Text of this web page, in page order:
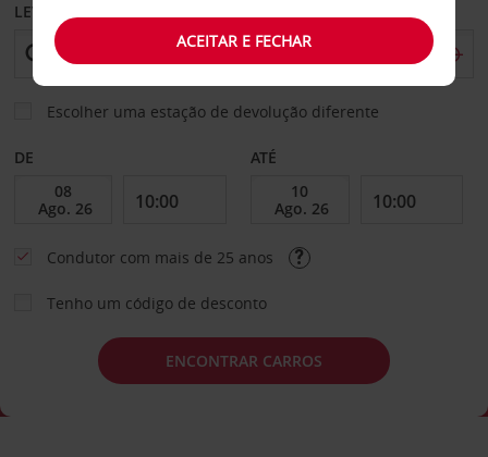
LEVANTAR EM
Escolher uma estação de devolução diferente
DE ATÉ
Condutor com mais de 25 anos
Tenho um código de desconto
ENCONTRAR CARROS
ACEITAR E FECHAR